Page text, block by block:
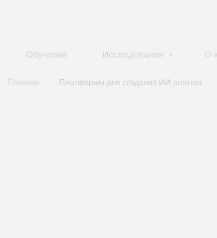
Обучение Исследования О
Главная → Платформы для создания ИИ агентов